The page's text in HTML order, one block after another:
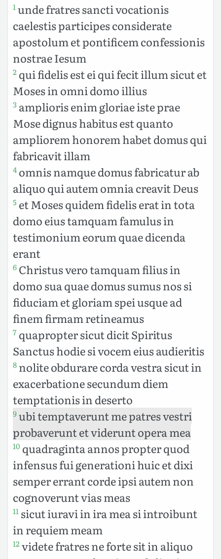
1unde fratres sancti vocationis
caelestis participes considerate
apostolum et pontificem confessionis
nostrae Iesum
2 qui fidelis est ei qui fecit illum sicut et
Moses in omni domo illius
3 amplioris enim gloriae iste prae
Mose dignus habitus est quanto
ampliorem honorem habet domus qui
fabricavit illam
4 omnis namque domus fabricatur ab
aliquo qui autem omnia creavit Deus
5 et Moses quidem fidelis erat in tota
domo eius tamquam famulus in
testimonium eorum quae dicenda
erant
6 Christus vero tamquam filius in
domo sua quae domus sumus nos si
fiduciam et gloriam spei usque ad
finem firmam retineamus
7 quapropter sicut dicit Spiritus
Sanctus hodie si vocem eius audieritis
8 nolite obdurare corda vestra sicut in
exacerbatione secundum diem
temptationis in deserto
9ubi temptaverunt me patres vestri
probaverunt et viderunt opera mea
10 quadraginta annos propter quod
infensus fui generationi huic et dixi
semper errant corde ipsi autem non
cognoverunt vias meas
11 sicut iuravi in ira mea si introibunt
in requiem meam
12 videte fratres ne forte sit in aliquo